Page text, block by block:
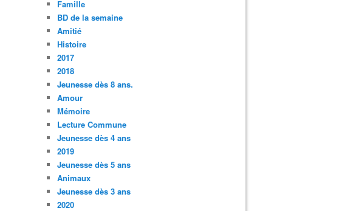
Famille
BD de la semaine
Amitié
Histoire
2017
2018
Jeunesse dès 8 ans.
Amour
Mémoire
Lecture Commune
Jeunesse dès 4 ans
2019
Jeunesse dès 5 ans
Animaux
Jeunesse dès 3 ans
2020